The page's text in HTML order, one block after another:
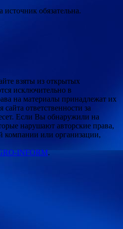
обязательна.
взяты из открытых
исключительно в
на материалы принадлежат их
ответственности за
Если Вы обнаружили на
нарушают авторские права,
или организации,
INFORM.